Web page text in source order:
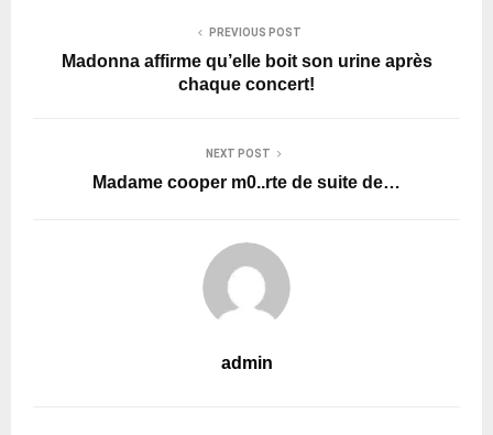
PREVIOUS POST
Madonna affirme qu’elle boit son urine après
chaque concert!
NEXT POST
Madame cooper m0..rte de suite de…
admin